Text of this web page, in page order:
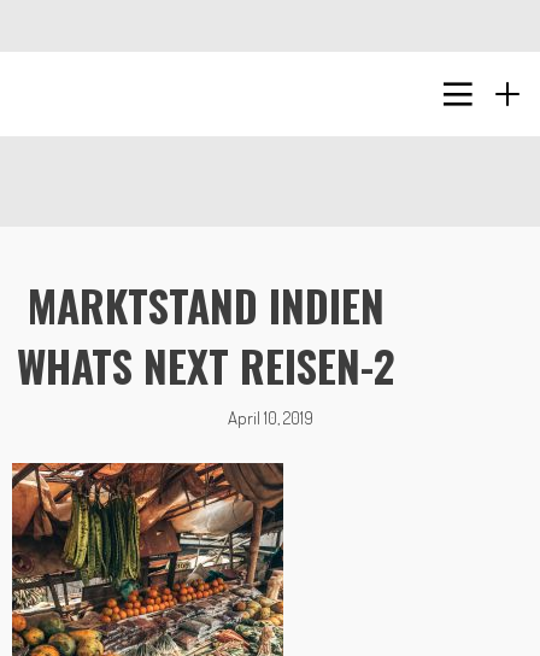
MARKTSTAND INDIEN
WHATS NEXT REISEN-2
April 10, 2019